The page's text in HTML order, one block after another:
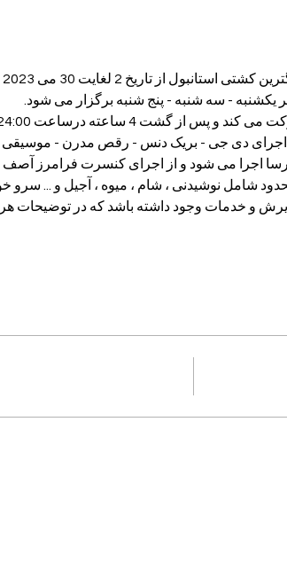
اجرای دی جی - بریک دنس - رقص مدرن -
اجرا می شود و از اجرای کنسرت فرامرز آصف
شامل نوشیدنی ، شام ، میوه ، آجیل و ... سرو
و خدمات وجود داشته باشد که در توضیحات